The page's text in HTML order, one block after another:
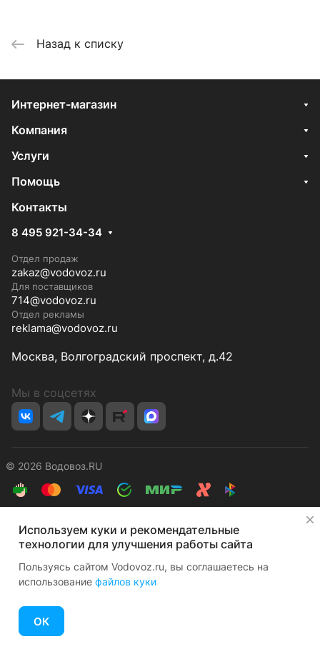
Назад к списку
Интернет-магазин
Компания
Услуги
Помощь
Контакты
8 495 921-34-34
Отдел продаж
zakaz@vodovoz.ru
Для поставщиков
714@vodovoz.ru
Отдел рекламы
reklama@vodovoz.ru
Москва, Волгоградский проспект, д.42
Мы в соцсетях
© 2026 Водовоз.RU
КонфиденциальностьОферта
Главная
Используем куки и рекомендательные
технологии для улучшения работы сайта
Пользуясь сайтом Vodovoz.ru, вы соглашаетесь на
использование файлов куки
ОК